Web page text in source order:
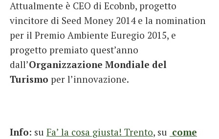
Attualmente è CEO di Ecobnb, progetto
vincitore di Seed Money 2014 e la nomination
per il Premio Ambiente Euregio 2015, e
progetto premiato quest’anno
dall’Organizzazione Mondiale del
Turismo per l’innovazione.
Info: su Fa’ la cosa giusta! Trento, su come